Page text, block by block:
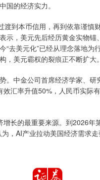
国的经济实力。
渡到本币信用，再到依靠谨
，美元先后经历黄金实物锚
去美元化”已经从理念落地
美元霸权的裂痕正不断扩大。
。中金公司首席经济学家、
汇率升值50%，人民币实际
长的最重要来源。到2026
，AI产业拉动美国经济需求